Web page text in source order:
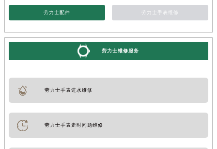
劳力士配件 劳力士手表维修
劳力士维修服务
劳力士手表进水维修
劳力士手表走时问题维修